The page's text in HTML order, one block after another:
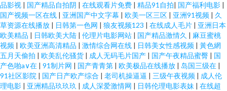
品影视 | 国产精品自拍阴 | 在线观看片免费 | 精品91自拍| 国产福利电影 |
国产视频一区在线 | 亚洲国产中文字幕 | 欧美一区三区 | 亚洲91视频 | 久
草资源在线播放 | 日韩第一色网 | 狼友视频123 | 在线成人毛片 | 亚洲日本
欧美精品 | 日韩欧美大陆 | 伦理片电影网站 | 国产精品激情久 | 麻豆蜜桃
视频 | 欧美亚洲高清精品 | 激情综合网在线 | 日韩美女性感视频 | 黃色網
五月天偷拍 | 欧美乱伦骚货 | 成人无码毛片国产 | 国产午夜精品蜜臀 | 国
产色啪a∨在 | 91制片网 | 国产青青第 | 欧美极品在线播放 | 岛国三级在 |
91社区影院 | 国产日产欧产综合 | 老司机操逼逼 | 三级午夜视频 | 成人伦
理电影 | 亚洲精品玖玖玖 | 成人深爱激情网 | 日韩伦理电影表妹 | 在线超